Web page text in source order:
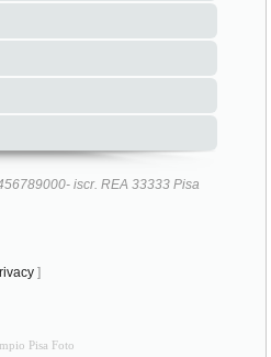
iscr. REA 33333 Pisa
]
Pisa Foto